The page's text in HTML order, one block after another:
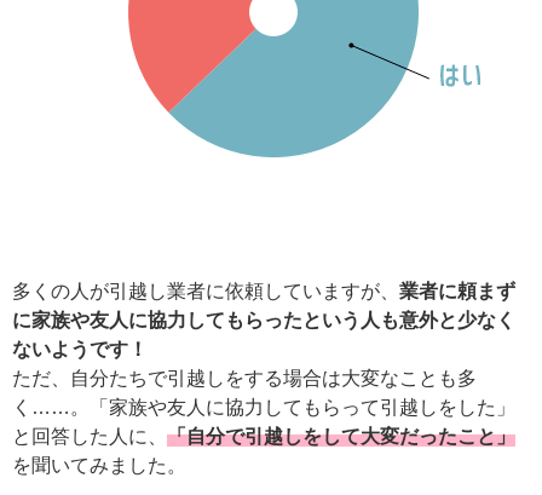
多くの人が引越し業者に依頼していますが、 業者に頼まず
に家族や友人に協力してもらったという人も意外と少なく
ないようです！
ただ、自分たちで引越しをする場合は大変なことも多
く……。「家族や友人に協力してもらって引越しをした」
と回答した人に、 「自分で引越しをして大変だったこと」
を聞いてみました。